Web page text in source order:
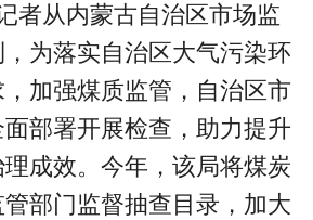
者从内蒙古自治区市场监
为落实自治区大气污染环
加强煤质监管，自治区市
部署开展检查，助力提升
成效。今年，该局将煤炭
部门监督抽查目录，加大